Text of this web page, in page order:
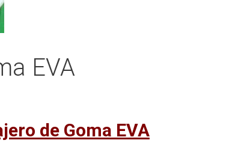
EVA
de Goma EVA